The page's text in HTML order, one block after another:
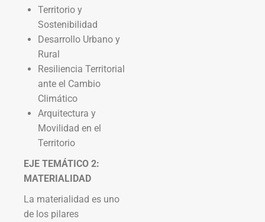
Territorio y
Sostenibilidad
Desarrollo Urbano y
Rural
Resiliencia Territorial
ante el Cambio
Climático
Arquitectura y
Movilidad en el
Territorio
EJE TEMÁTICO 2:
MATERIALIDAD
La materialidad es uno
de los pilares